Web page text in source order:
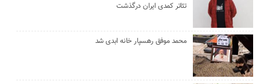
تئاتر کمدی ایران درگذشت
محمد موفق رهسپار خانه ابدی شد